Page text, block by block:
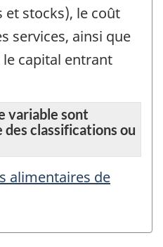
stocks), le coût
services, ainsi que
capital entrant
variable sont
classifications ou
alimentaires de